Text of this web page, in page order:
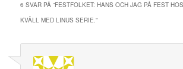
6 SVAR PÅ ”FESTFOLKET: HANS OCH JAG PÅ FEST
KVÄLL MED LINUS SERIE.”